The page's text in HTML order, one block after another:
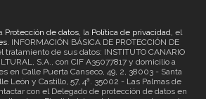
Protección de datos, la Política de privacidad, el
. INFORMACIÓN BÁSICA DE PROTECCIÓN DE
tratamiento de sus datos: INSTITUTO CANARIO
S.A., con CIF A35077817 y domicilio a
en Calle Puerta Canseco, 49, 2, 38003 - Santa
León y Castillo, 57, 4ª. 35002 - Las Palmas de
con el Delegado de protección de datos en